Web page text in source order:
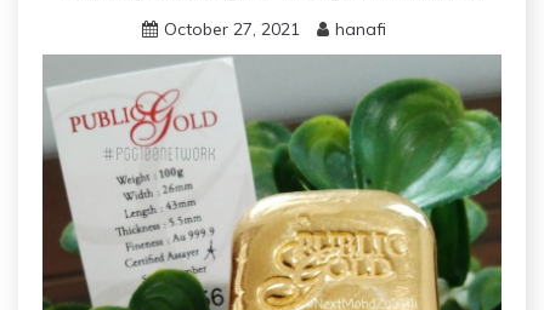
October 27, 2021 hanafi